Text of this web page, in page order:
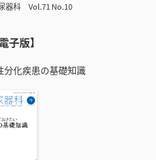
器科 Vol.71 No.10
版】
化疾患の基礎知識